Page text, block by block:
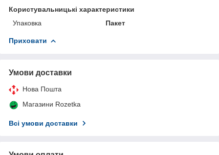
Користувальницькі характеристики
Упаковка
Пакет
Приховати
Умови доставки
Нова Пошта
Магазини Rozetka
Всі умови доставки